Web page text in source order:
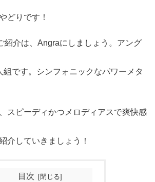
どりです！
紹介は、Angraにしましょう。アング
組です。シンフォニックなパワーメタ
スピーディかつメロディアスで爽快感
介していきましょう！
目次